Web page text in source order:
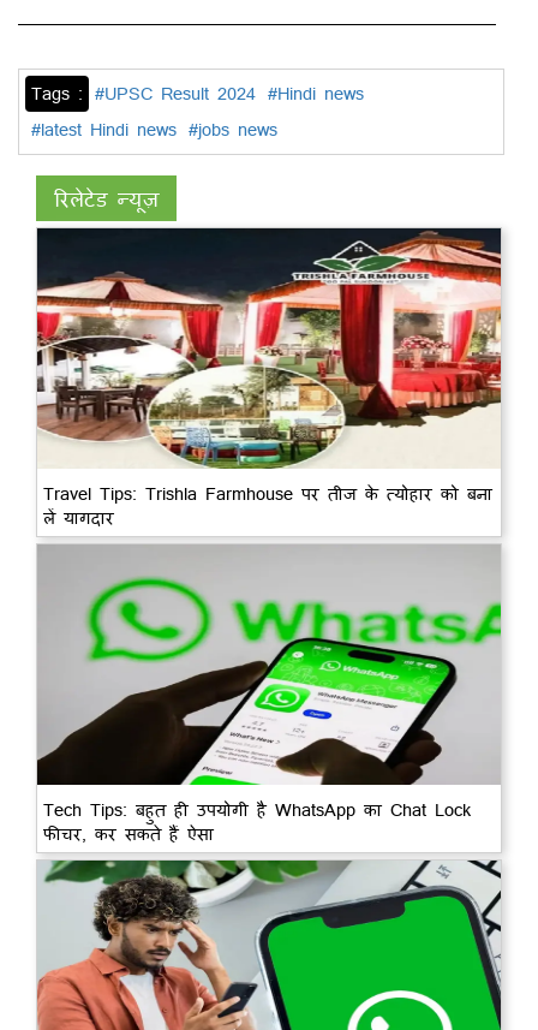
Tags : #UPSC Result 2024 #Hindi news
#latest Hindi news #jobs news
रिलेटेड न्यूज़
Travel Tips: Trishla Farmhouse पर तीज के त्योहार को बना
लें यागदार
Tech Tips: बहुत ही उपयोगी है WhatsApp का Chat Lock
फीचर, कर सकते हैं ऐसा